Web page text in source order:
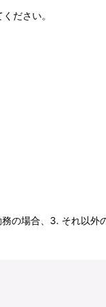
ださい。
場合、3. それ以外